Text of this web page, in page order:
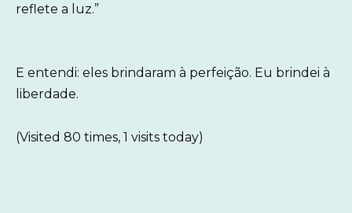
reflete a luz.”
E entendi: eles brindaram à perfeição. Eu brindei à
liberdade.
(Visited 80 times, 1 visits today)